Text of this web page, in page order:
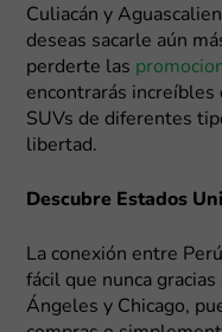
Culiacán y
deseas sacarle aún
perderte las
encontrarás increíbles
SUVs de diferentes
libertad.
Descubre Estados
La conexión entre
fácil que nunca
Ángeles y Chicago,